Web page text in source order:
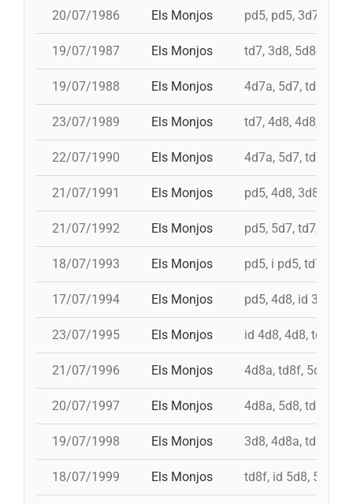
20/07/1986 Els Monjos pd5, pd5, 3d7s,
19/07/1987 Els Monjos td7, 3d8, 5d8c
19/07/1988 Els Monjos 4d7a, 5d7, td8fc, i
23/07/1989 Els Monjos td7, 4d8, 4d8, 3d8
22/07/1990 Els Monjos 4d7a, 5d7, td7,
21/07/1991 Els Monjos pd5, 4d8, 3d8, td8f
21/07/1992 Els Monjos pd5, 5d7, td7, 3d8c
18/07/1993 Els Monjos pd5, i pd5, td7,
17/07/1994 Els Monjos pd5, 4d8, id 3d8,
23/07/1995 Els Monjos id 4d8, 4d8, td7,
21/07/1996 Els Monjos 4d8a, td8f, 5d8c,
20/07/1997 Els Monjos 4d8a, 5d8, td8f, id
19/07/1998 Els Monjos 3d8, 4d8a, td8f,
18/07/1999 Els Monjos td8f, id 5d8, 5d8c,